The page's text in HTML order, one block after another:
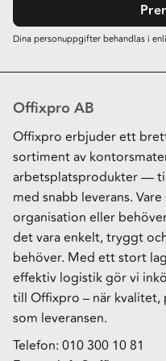
Dina personuppgifter behandlas i
Offixpro AB
Offixpro erbjuder ett
sortiment av
arbetsplatsprodukter —
med snabb leverans.
organisation eller
det vara enkelt, tryggt
behöver. Med ett stort
effektiv logistik gör vi
till Offixpro – när kvalitet,
som leveransen.
Telefon: 010 300 10 81